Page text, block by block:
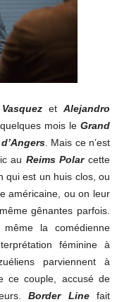
et Alejandro
mois leGrand
. Mais ce n’est
au Reims Polarcette
qui est un huis clos, ou
américaine, ou on leur
gênantes parfois.
la comédienne
féminine à
parviennent à
ce couple, accusé de
Border Linefait